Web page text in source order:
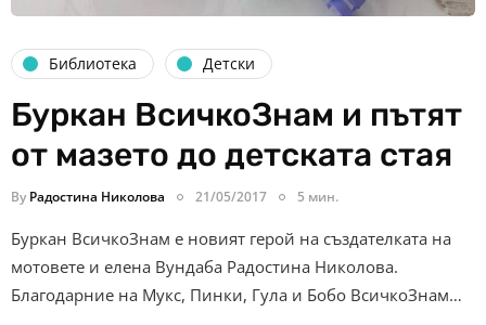
Библиотека Детски
Буркан ВсичкоЗнам и пътят
от мазето до детската стая
By Радостина Николова 21/05/2017 5 мин.
Буркан ВсичкоЗнам е новият герой на създателката на
мотовете и елена Вундаба Радостина Николова.
Благодарние на Мукс, Пинки, Гула и Бобо ВсичкоЗнам…